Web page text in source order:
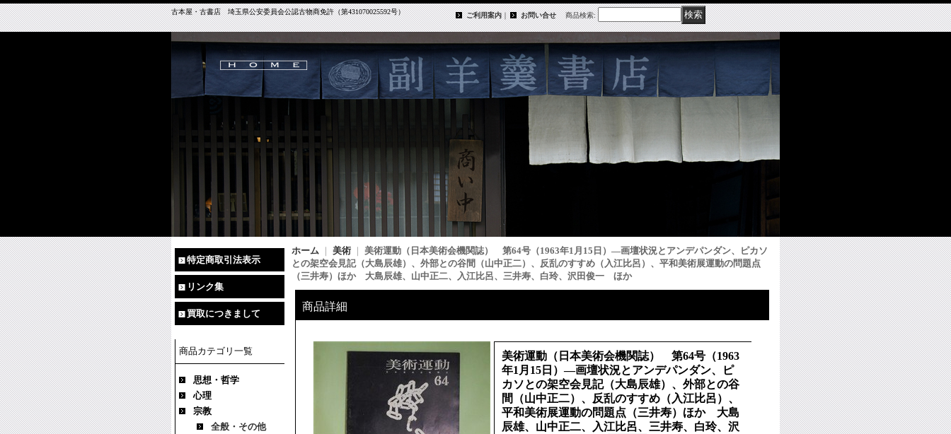
古本屋・古書店 埼玉県公安委員会公認古物商免許（第431070025592号） ご利用案内｜ お問い合せ 商品検索:
特定商取引法表示
リンク集
買取につきまして
商品カテゴリ一覧
思想・哲学
心理
宗教
全般・その他
ホーム 美術
美術運動（日本美術会機関誌） 第64号（1963年1月15日）―画壇状況とアンデパンダン、ピカソ
との架空会見記（大島辰雄）、外部との谷間（山中正二）、反乱のすすめ（入江比呂）、平和美術展運動の問題点
（三井寿）ほか 大島辰雄、山中正二、入江比呂、三井寿、白玲、沢田俊一 ほか
商品詳細
美術運動（日本美術会機関誌） 第64号（1963
年1月15日）―画壇状況とアンデパンダン、ピ
カソとの架空会見記（大島辰雄）、外部との谷
間（山中正二）、反乱のすすめ（入江比呂）、
平和美術展運動の問題点（三井寿）ほか 大島
辰雄、山中正二、入江比呂、三井寿、白玲、沢